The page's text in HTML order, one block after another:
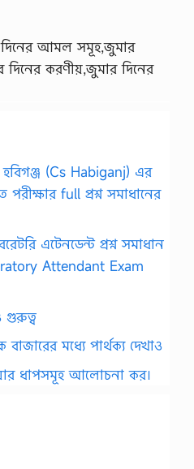
আমল সমূহ,জুমার
দিনের করণীয়,জুমার দিনের
হবিগঞ্জ (Cs Habiganj) এর
পরীক্ষার full প্রশ্ন সমাধানের
এটেনডেন্ট প্রশ্ন সমাধান
Attendant Exam
গুরুত্ব
মধ্যে পার্থক্য দেখাও
ধাপসমূহ আলোচনা কর।